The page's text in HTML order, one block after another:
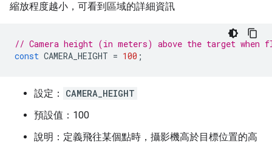
縮放程度越小，可看到區域的詳細資訊
// Camera height (in meters) above the target
const CAMERA_HEIGHT = 100 ;
設定：
CAMERA_HEIGHT
預設值：100
說明：定義飛往某個點時，攝影機高於目標位置的高